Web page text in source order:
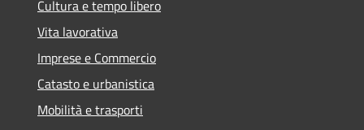
Cultura e tempo libero
Vita lavorativa
Imprese e Commercio
Catasto e urbanistica
Mobilità e trasporti